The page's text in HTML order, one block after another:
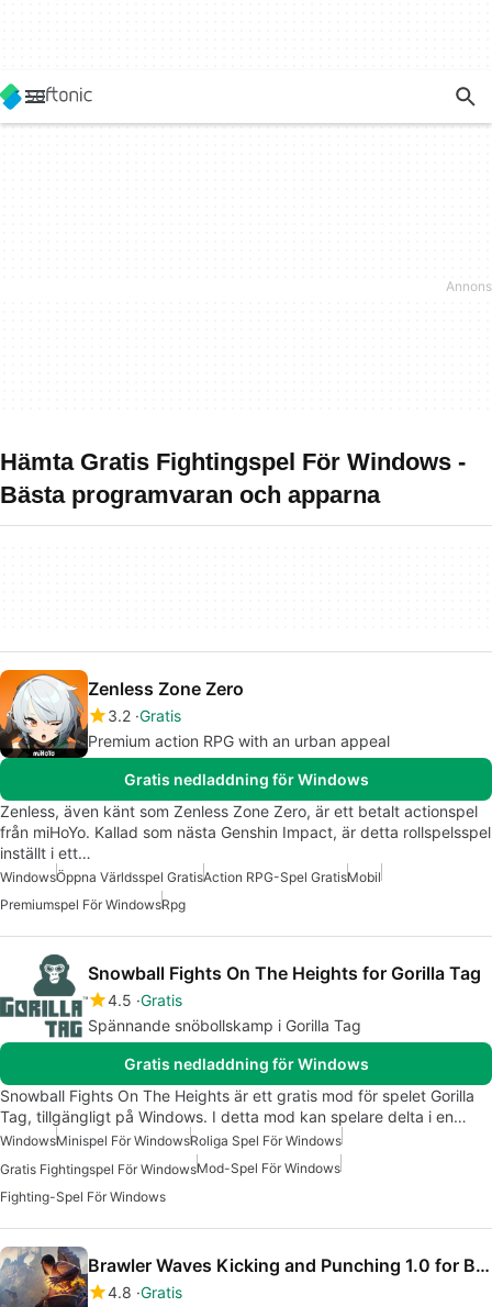
Hämta Gratis Fightingspel För Windows -
Bästa programvaran och apparna
Zenless Zone Zero
3.2 Gratis
Premium action RPG with an urban appeal
Gratis nedladdning för Windows
Zenless, även känt som Zenless Zone Zero, är ett betalt actionspel
från miHoYo. Kallad som nästa Genshin Impact, är detta rollspelsspel
inställt i ett…
WindowsÖppna Världsspel GratisAction RPG-Spel GratisMobil
Premiumspel För WindowsRpg
Snowball Fights On The Heights for Gorilla Tag
4.5 Gratis
Spännande snöbollskamp i Gorilla Tag
Gratis nedladdning för Windows
Snowball Fights On The Heights är ett gratis mod för spelet Gorilla
Tag, tillgängligt på Windows. I detta mod kan spelare delta i en…
WindowsMinispel För WindowsRoliga Spel För Windows
Gratis Fightingspel För WindowsMod-Spel För Windows
Fighting-Spel För Windows
Brawler Waves Kicking and Punching 1.0 for Blade And Sorcery
4.8 Gratis